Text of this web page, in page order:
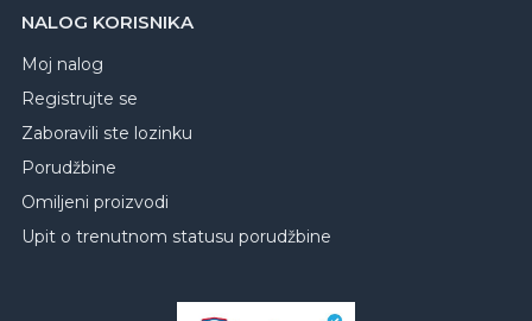
NALOG KORISNIKA
Moj nalog
Registrujte se
Zaboravili ste lozinku
Porudžbine
Omiljeni proizvodi
Upit o trenutnom statusu porudžbine